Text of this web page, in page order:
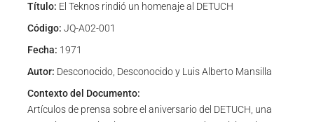
Título: El Teknos rindió un homenaje al DETUCH
Código: JQ-A02-001
Fecha: 1971
Autor: Desconocido, Desconocido y Luis Alberto Mansilla
Contexto del Documento:
Artículos de prensa sobre el aniversario del DETUCH, una